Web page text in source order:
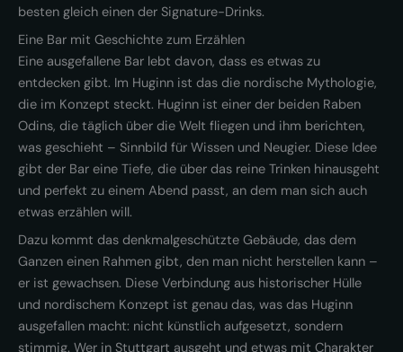
besten gleich einen der Signature-Drinks.
Eine Bar mit Geschichte zum Erzählen
Eine ausgefallene Bar lebt davon, dass es etwas zu
entdecken gibt. Im Huginn ist das die nordische Mythologie,
die im Konzept steckt. Huginn ist einer der beiden Raben
Odins, die täglich über die Welt fliegen und ihm berichten,
was geschieht – Sinnbild für Wissen und Neugier. Diese Idee
gibt der Bar eine Tiefe, die über das reine Trinken hinausgeht
und perfekt zu einem Abend passt, an dem man sich auch
etwas erzählen will.
Dazu kommt das denkmalgeschützte Gebäude, das dem
Ganzen einen Rahmen gibt, den man nicht herstellen kann –
er ist gewachsen. Diese Verbindung aus historischer Hülle
und nordischem Konzept ist genau das, was das Huginn
ausgefallen macht: nicht künstlich aufgesetzt, sondern
stimmig. Wer in Stuttgart ausgeht und etwas mit Charakter